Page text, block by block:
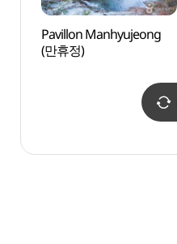
Pavillon Manhyujeong
(만휴정)